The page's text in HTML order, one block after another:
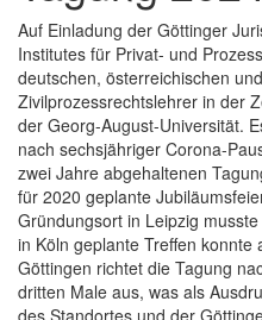
Auf Einladung der Göttinger
Institutes für Privat- und
deutschen, österreichischen
Zivilprozessrechtslehrer in der
der Georg-August-Universität.
nach sechsjähriger Corona-
zwei Jahre abgehaltenen
für 2020 geplante
Gründungsort in Leipzig
in Köln geplante Treffen konnte
Göttingen richtet die Tagung
dritten Male aus, was als
des Standortes und der